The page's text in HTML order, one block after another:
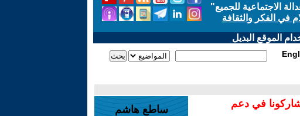
الاجتماعية للجميع"
في الفكر والثقافة
الموقع البديل
في دعم
ساطع هاشم